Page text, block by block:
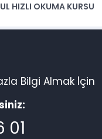
HIZLI OKUMA KURSU
Bilgi Almak İçin
01